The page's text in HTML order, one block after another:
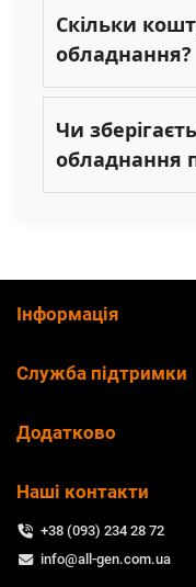
Скільки
обладнання?
Чи
обладнання
Інформація
Служба підтримки
Додатково
Наші контакти
+38 (093) 234 28 72
info@all-gen.com.ua